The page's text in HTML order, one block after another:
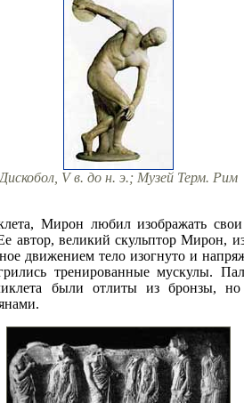
Дискобол, V в. до н. э.; Музей Терм. Рим
Мирон любил изображать
великий скульптор Мирон,
движением тело изогнуто и
тренированные мускулы.
были отлиты из бронзы,